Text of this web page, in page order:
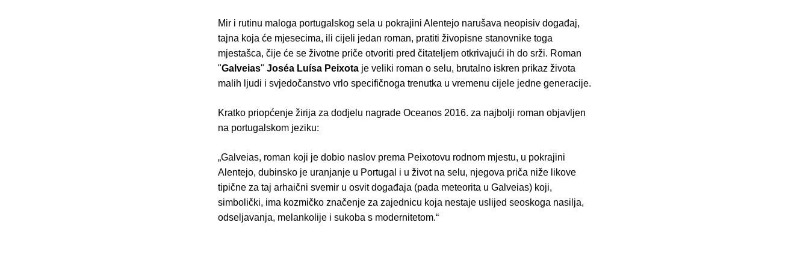
Mir i rutinu maloga portugalskog sela u pokrajini Alentejo narušava neopisiv događaj,
tajna koja će mjesecima, ili cijeli jedan roman, pratiti živopisne stanovnike toga
mjestašca, čije će se životne priče otvoriti pred čitateljem otkrivajući ih do srži. Roman
"Galveias" Joséa Luísa Peixota je veliki roman o selu, brutalno iskren prikaz života
malih ljudi i svjedočanstvo vrlo specifičnoga trenutka u vremenu cijele jedne generacije.
Kratko priopćenje žirija za dodjelu nagrade Oceanos 2016. za najbolji roman objavljen
na portugalskom jeziku:
„Galveias, roman koji je dobio naslov prema Peixotovu rodnom mjestu, u pokrajini
Alentejo, dubinsko je uranjanje u Portugal i u život na selu, njegova priča niže likove
tipične za taj arhaični svemir u osvit događaja (pada meteorita u Galveias) koji,
simbolički, ima kozmičko značenje za zajednicu koja nestaje uslijed seoskoga nasilja,
odseljavanja, melankolije i sukoba s modernitetom.“